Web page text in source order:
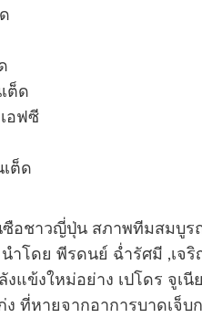
ต็ด
อฟซี
ต็ด
ซือชาวญี่ปุ่น สภาพทีมสมบู
ำโดย พีรดนย์ ฉ่ำรัศมี ,เจ
แข้งใหม่อย่าง เปโดร จูเนี
ที่หายจากอาการบาดเจ็บ